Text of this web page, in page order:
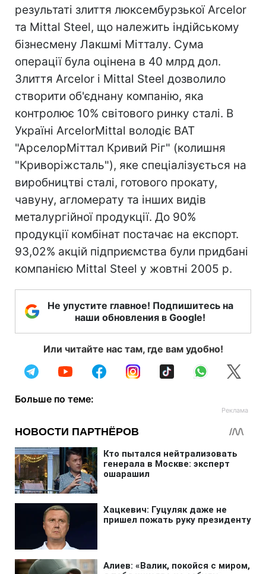
результаті злиття люксембурзької Arcelor
та Mittal Steel, що належить індійському
бізнесмену Лакшмі Мітталу. Сума
операції була оцінена в 40 млрд дол.
Злиття Arcelor і Mittal Steel дозволило
створити об'єднану компанію, яка
контролює 10% світового ринку сталі. В
Україні ArcelorMittal володіє ВАТ
"АрселорМіттал Кривий Ріг" (колишня
"Криворіжсталь"), яке спеціалізується на
виробництві сталі, готового прокату,
чавуну, агломерату та інших видів
металургійної продукції. До 90%
продукції комбінат постачає на експорт.
93,02% акцій підприємства були придбані
компанією Mittal Steel у жовтні 2005 р.
Не упустите главное! Подпишитесь на
наши обновления в Google!
Или читайте нас там, где вам удобно!
Больше по теме: